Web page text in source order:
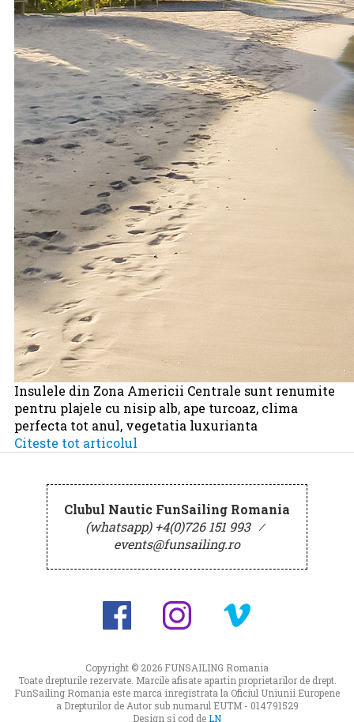
Insulele din Zona Americii Centrale sunt renumite
pentru plajele cu nisip alb, ape turcoaz, clima
perfecta tot anul, vegetatia luxurianta
Citeste tot articolul
Clubul Nautic FunSailing Romania
(whatsapp) +4(0)726 151 993 ⁄
events@funsailing.ro
Copyright © 2026 FUNSAILING Romania
Toate drepturile rezervate. Marcile afisate apartin proprietarilor de drept.
FunSailing Romania este marca inregistrata la Oficiul Uniunii Europene
a Drepturilor de Autor sub numarul EUTM - 014791529
Design si cod deLN